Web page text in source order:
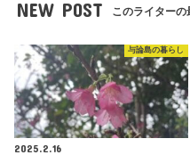
NEW POST このライターの
与論島の暮らし
2025.2.16